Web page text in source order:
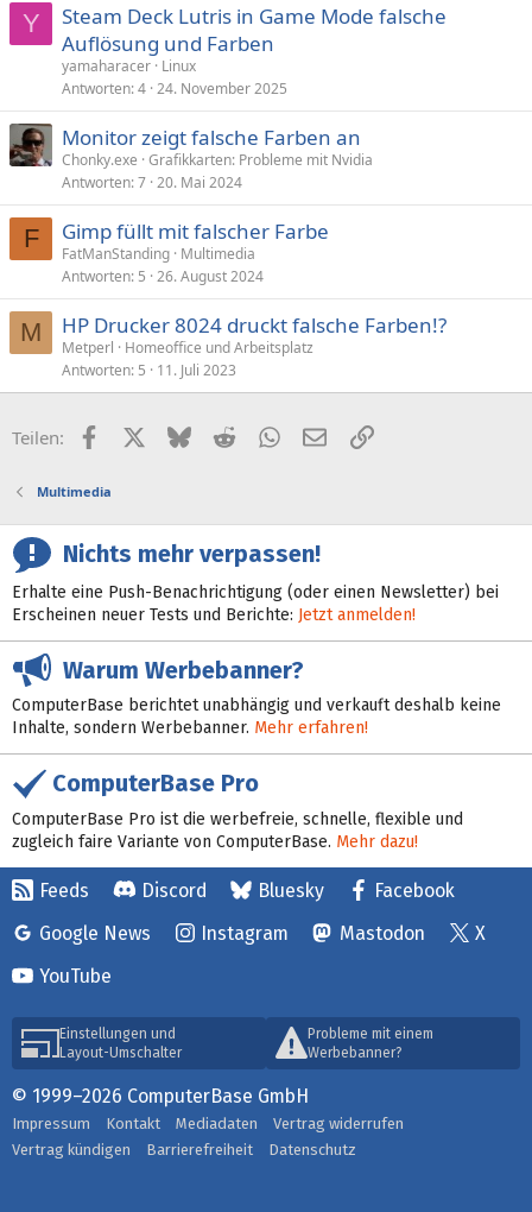
Y
Steam Deck Lutris in Game Mode falsche
Auflösung und Farben
yamaharacer Linux
Antworten 4 24. November 2025
Monitor zeigt falsche Farben an
Chonky.exe Grafikkarten: Probleme mit Nvidia
Antworten 7 20. Mai 2024
F Gimp füllt mit falscher Farbe
FatManStanding Multimedia
Antworten 5 26. August 2024
M HP Drucker 8024 druckt falsche Farben!?
Metperl
Homeoffice und Arbeitsplatz
Antworten 5 11. Juli 2023
Teilen: FacebookX (Twitter)
BlueskyRedditWhatsApp
E-MailLink
Multimedia
Nichts mehr verpassen!
Erhalte eine Push-Benachrichtigung (oder einen Newsletter) bei
Erscheinen neuer Tests und Berichte: Jetzt anmelden!
Warum Werbebanner?
ComputerBase berichtet unabhängig und verkauft deshalb keine
Inhalte, sondern Werbebanner. Mehr erfahren!
ComputerBase Pro
ComputerBase Pro ist die werbefreie, schnelle, flexible und
zugleich faire Variante von ComputerBase. Mehr dazu!
Feeds Discord Bluesky
Facebook
Google News
Instagram Mastodon
X
YouTube
Einstellungen und
Layout-Umschalter
Probleme mit einem
Werbebanner?
© 1999–2026 ComputerBase GmbH
Impressum Kontakt Mediadaten
Vertrag widerrufen
Vertrag kündigen
Barrierefreiheit Datenschutz